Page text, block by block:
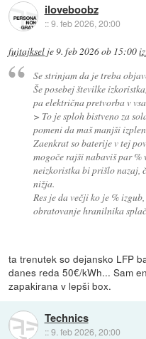
iloveboobz
::9. feb 2026, 20:00
fujtajksel je9. feb 2026 ob 15:00
Se strinjam da je treba
Še posebej številke
pa električna pretvorba v
> To je sploh bistveno za
pomeni da maš manjši
Zaenkrat so baterije v tej
mogoče rajši nabaviš par %
neizkoristka bi prišlo nazaj,
nižja.
Res je da večji ko je %
obratovanje hranilnika
ta trenutek so dejansko LFP
danes reda 50€/kWh... Sam
zapakirana v lepši box.
Technics
::9. feb 2026, 20:00